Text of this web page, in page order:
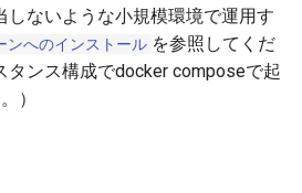
Scan
Scan
しないような小規模環境で運用す
ンへのインストール を参照してくだ
タンス構成でdocker composeで起
）